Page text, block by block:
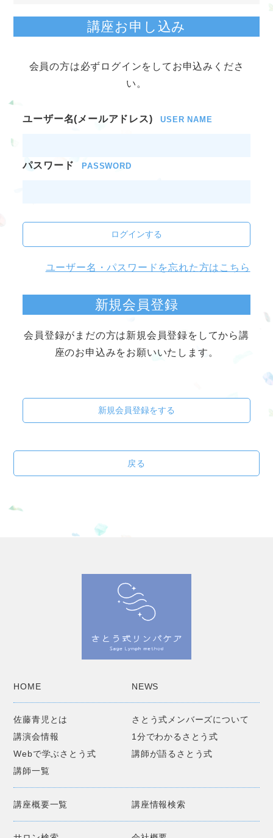
講座お申し込み
会員の方は必ずログインをしてお申込みくださ
い。
ユーザー名(メールアドレス) USER NAME
パスワード PASSWORD
ログインする
ユーザー名・パスワードを忘れた方はこちら
新規会員登録
会員登録がまだの方は新規会員登録をしてから講
座のお申込みをお願いいたします。
新規会員登録をする
戻る
HOME NEWS
佐藤青児とは
さとう式メンバーズについて
講演会情報
1分でわかるさとう式
Webで学ぶさとう式
講師が語るさとう式
講師一覧
講座概要一覧 講座情報検索